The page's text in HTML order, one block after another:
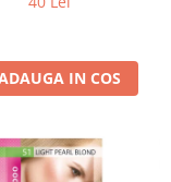
IN COS